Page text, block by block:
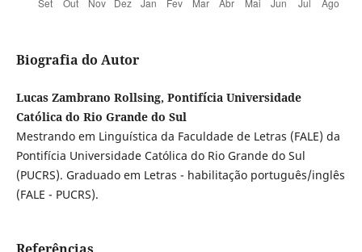
Biografia do Autor
Lucas Zambrano Rollsing, Pontifícia Universidade
Católica do Rio Grande do Sul
Mestrando em Linguística da Faculdade de Letras (FALE) da
Pontifícia Universidade Católica do Rio Grande do Sul
(PUCRS). Graduado em Letras - habilitação português/inglês
(FALE - PUCRS).